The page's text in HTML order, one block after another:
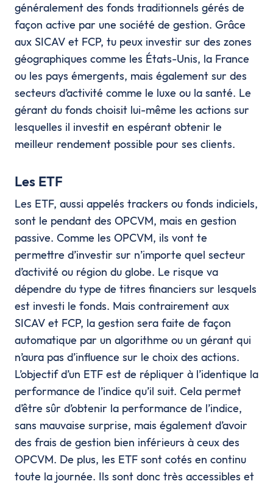
généralement des fonds traditionnels gérés de
façon active par une société de gestion. Grâce
aux SICAV et FCP, tu peux investir sur des zones
géographiques comme les États-Unis, la France
ou les pays émergents, mais également sur des
secteurs d’activité comme le luxe ou la santé. Le
gérant du fonds choisit lui-même les actions sur
lesquelles il investit en espérant obtenir le
meilleur rendement possible pour ses clients.
Les ETF
Les ETF, aussi appelés trackers ou fonds indiciels,
sont le pendant des OPCVM, mais en gestion
passive. Comme les OPCVM, ils vont te
permettre d’investir sur n’importe quel secteur
d’activité ou région du globe. Le risque va
dépendre du type de titres financiers sur lesquels
est investi le fonds. Mais contrairement aux
SICAV et FCP, la gestion sera faite de façon
automatique par un algorithme ou un gérant qui
n’aura pas d’influence sur le choix des actions.
L’objectif d’un ETF est de répliquer à l’identique la
performance de l’indice qu’il suit. Cela permet
d’être sûr d’obtenir la performance de l’indice,
sans mauvaise surprise, mais également d’avoir
des frais de gestion bien inférieurs à ceux des
OPCVM. De plus, les ETF sont cotés en continu
toute la journée. Ils sont donc très accessibles et